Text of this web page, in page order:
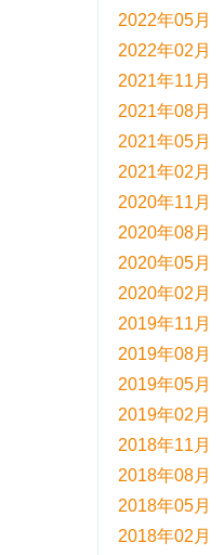
2022年05月
2022年02月
2021年11月
2021年08月
2021年05月
2021年02月
2020年11月
2020年08月
2020年05月
2020年02月
2019年11月
2019年08月
2019年05月
2019年02月
2018年11月
2018年08月
2018年05月
2018年02月